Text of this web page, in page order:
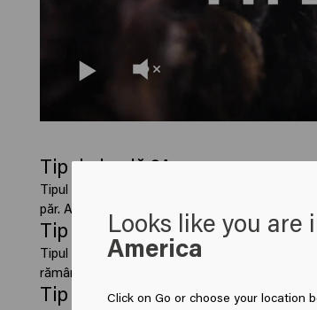
Tip de buclă 2A
Tipul de buclă 2A este cea mai lejeră buclă și
păr. Au puțin volum și pot fi ușor îndreptate.
Tip de buclă 2B
Tipul de buclă 2B tinde mai mult spre forma de
rămâne așezată pe scalp.
Tip de buclă 2C
Looks like you are
America
Click on Go or choose your location